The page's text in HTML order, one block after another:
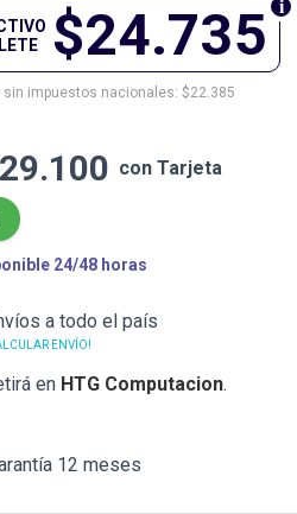
$24.735
sin impuestos nacionales: $22.385
con Tarjeta
24/48 horas
a todo el país
ENVÍO!
en HTG Computacion.
12 meses